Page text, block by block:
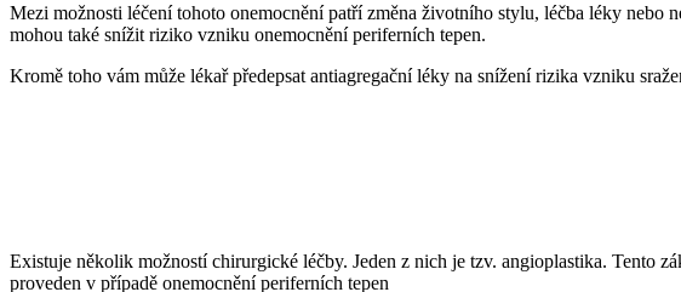
Mezi možnosti léčení tohoto onemocnění patří změna životního stylu, léčba léky
mohou také snížit riziko vzniku onemocnění periferních tepen.
Kromě toho vám může lékař předepsat antiagregační léky na snížení rizika vzniku
Existuje několik možností chirurgické léčby. Jeden z nich je tzv. angioplastika. Tento
proveden v případě onemocnění periferních tepen